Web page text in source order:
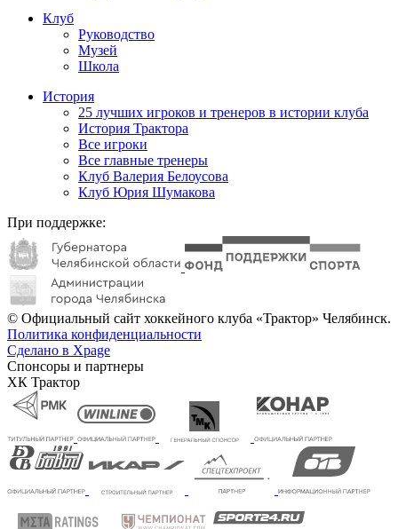
Клуб
Руководство
Музей
Школа
История
25 лучших игроков и тренеров в истории клуба
История Трактора
Все игроки
Все главные тренеры
Клуб Валерия Белоусова
Клуб Юрия Шумакова
При поддержке:
© Официальный сайт хоккейного клуба «Трактор» Челябинск.
Политика конфиденциальности
Сделано в Xpage
Спонсоры и партнеры
ХК Трактор